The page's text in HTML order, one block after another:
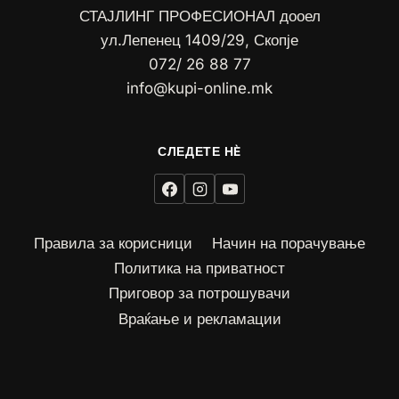
СТАЈЛИНГ ПРОФЕСИОНАЛ дооел
ул.Лепенец 1409/29, Скопје
072/ 26 88 77
info@kupi-online.mk
Правила за корисници
Начин на порачување
Политика на приватност
Приговор за потрошувачи
Враќање и рекламации